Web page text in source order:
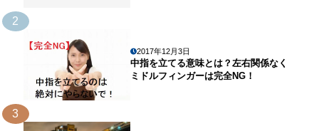
2
2017年12月3日
中指を立てる意味とは？左右関係なく
ミドルフィンガーは完全NG！
3